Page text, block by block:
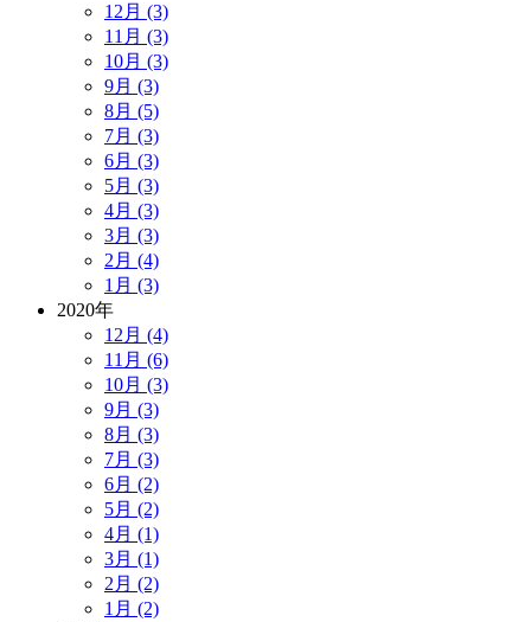
12月 (3)
11月 (3)
10月 (3)
9月 (3)
8月 (5)
7月 (3)
6月 (3)
5月 (3)
4月 (3)
3月 (3)
2月 (4)
1月 (3)
2020年
12月 (4)
11月 (6)
10月 (3)
9月 (3)
8月 (3)
7月 (3)
6月 (2)
5月 (2)
4月 (1)
3月 (1)
2月 (2)
1月 (2)